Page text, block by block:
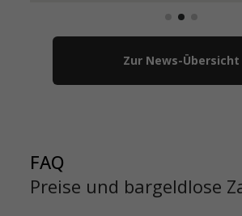
Zur News-Übersicht
FAQ
Preise und bargeldlose